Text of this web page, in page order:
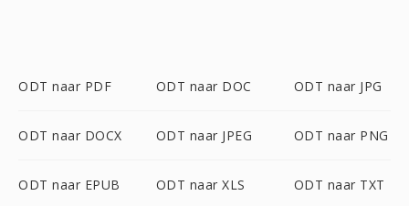
ODT naar PDF ODT naar DOC ODT naar JPG
ODT naar DOCX ODT naar JPEG ODT naar PNG
ODT naar EPUB ODT naar XLS ODT naar TXT